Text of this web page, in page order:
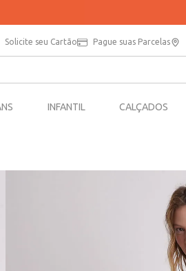
Solicite seu Cartão Pague suas Parcelas
INFANTIL CALÇADOS